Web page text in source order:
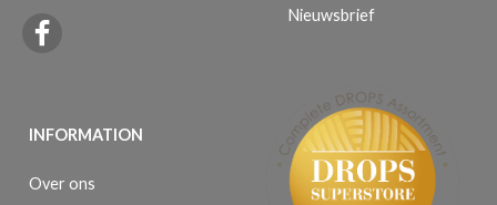
INFORMATION
Over ons
Nieuwsbrief